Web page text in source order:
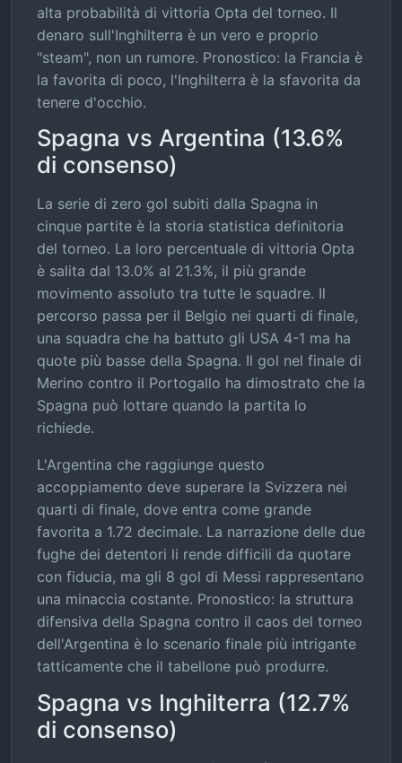
alta probabilità di vittoria Opta del torneo. Il
denaro sull'Inghilterra è un vero e proprio
"steam", non un rumore. Pronostico: la Francia è
la favorita di poco, l'Inghilterra è la sfavorita da
tenere d'occhio.
Spagna vs Argentina (13.6%
di consenso)
La serie di zero gol subiti dalla Spagna in
cinque partite è la storia statistica definitoria
del torneo. La loro percentuale di vittoria Opta
è salita dal 13.0% al 21.3%, il più grande
movimento assoluto tra tutte le squadre. Il
percorso passa per il Belgio nei quarti di finale,
una squadra che ha battuto gli USA 4-1 ma ha
quote più basse della Spagna. Il gol nel finale di
Merino contro il Portogallo ha dimostrato che la
Spagna può lottare quando la partita lo
richiede.
L'Argentina che raggiunge questo
accoppiamento deve superare la Svizzera nei
quarti di finale, dove entra come grande
favorita a 1.72 decimale. La narrazione delle due
fughe dei detentori li rende difficili da quotare
con fiducia, ma gli 8 gol di Messi rappresentano
una minaccia costante. Pronostico: la struttura
difensiva della Spagna contro il caos del torneo
dell'Argentina è lo scenario finale più intrigante
tatticamente che il tabellone può produrre.
Spagna vs Inghilterra (12.7%
di consenso)